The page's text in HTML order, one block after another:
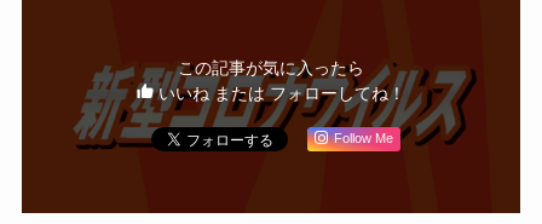
この記事が気に入ったら
いいね または フォローしてね！
Follow Me